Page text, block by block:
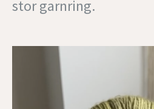
stor garnring.